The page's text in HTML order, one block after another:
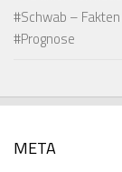
#Schwab –
#Prognose
META